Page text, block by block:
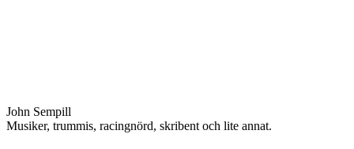
John Sempill
Musiker, trummis, racingnörd, skribent och lite annat.